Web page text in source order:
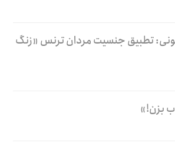
تطبیق جنسیت مردان ترنس «زنگ
بزن!»